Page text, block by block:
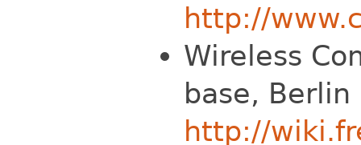
http://
Wireless
base,
http://